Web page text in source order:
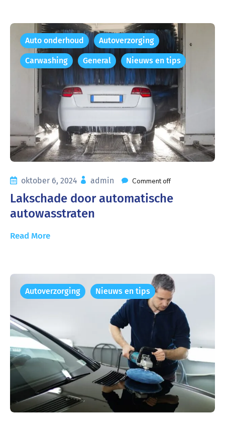
Auto onderhoud Autoverzorging
Carwashing General Nieuws en tips
oktober 6, 2024 admin Comment off
Lakschade door automatische
autowasstraten
Read More
Autoverzorging Nieuws en tips